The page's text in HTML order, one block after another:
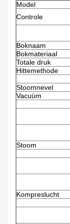
Model
Controle
Boknaam
Bokmateriaal
Totale druk
Hittemethode
Stoomnevel
Vacuüm
Stoom
Kompreslucht